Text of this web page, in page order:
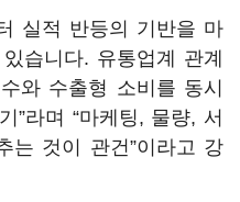
실적 반등의 기반을 마
습니다. 유통업계 관계
와 수출형 소비를 동시
”라며 “마케팅, 물량, 서
는 것이 관건”이라고 강